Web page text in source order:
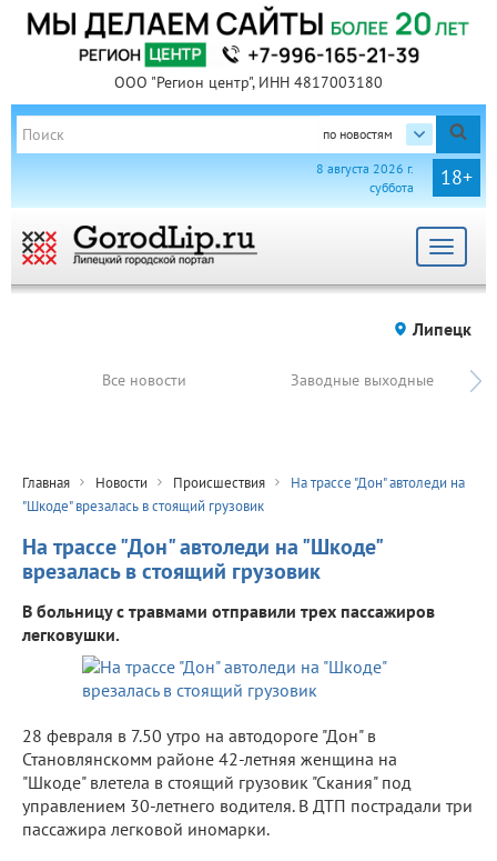
ООО "Регион центр", ИНН 4817003180
по новостям
18+
8 августа 2026 г.
суббота
Toggle
Липецк
Все новости Заводные выходные
Главная Новости Происшествия
На трассе "Дон" автоледи на
"Шкоде" врезалась в стоящий грузовик
На трассе "Дон" автоледи на "Шкоде"
врезалась в стоящий грузовик
В больницу с травмами отправили трех пассажиров
легковушки.
28 февраля в 7.50 утро на автодороге "Дон" в
Становлянскомм районе 42-летняя женщина на
"Шкоде" влетела в стоящий грузовик "Скания" под
управлением 30-летнего водителя. В ДТП пострадали три
пассажира легковой иномарки.